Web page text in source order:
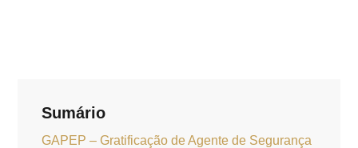
Sumário
GAPEP – Gratificação de Agente de Segurança